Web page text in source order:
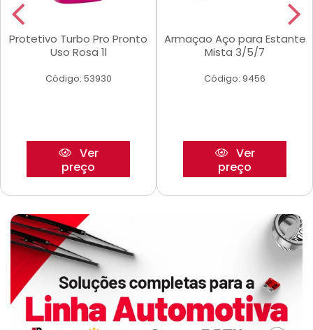
Protetivo Turbo Pro Pronto
Uso Rosa 1l
Código: 53930
Ver
preço
Armaçao Aço para Estante
Mista 3/5/7
Código: 9456
Ver
preço